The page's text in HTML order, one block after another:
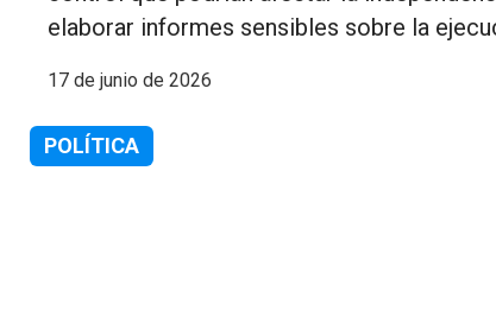
elaborar informes sensibles sobre la
17 de junio de 2026
POLÍTICA